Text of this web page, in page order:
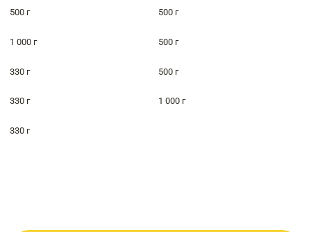
500 г 500 г
1 000 г 500 г
330 г 500 г
330 г 1 000 г
330 г